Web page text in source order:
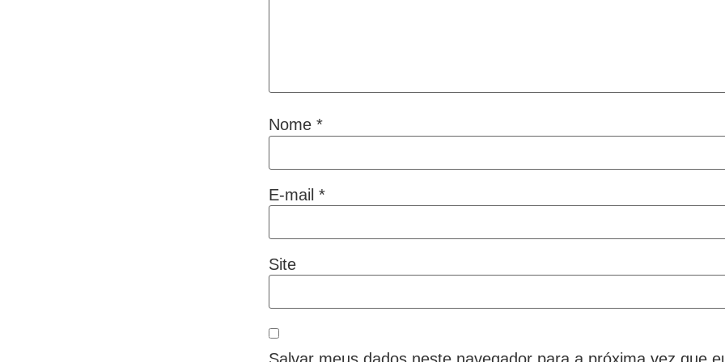
Nome *
E-mail *
Site
Salvar meus dados neste navegador para a próxima vez que